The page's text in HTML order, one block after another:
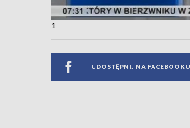
1
UDOSTĘPNIJ NA FACEBOOKU